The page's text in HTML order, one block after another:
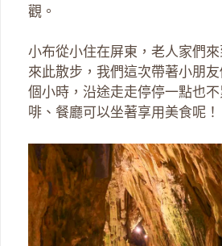
觀。
小布從小住在屏東，老人家們
來此散步，我們這次帶著小朋
個小時，沿途走走停停一點也
啡、餐廳可以坐著享用美食呢！